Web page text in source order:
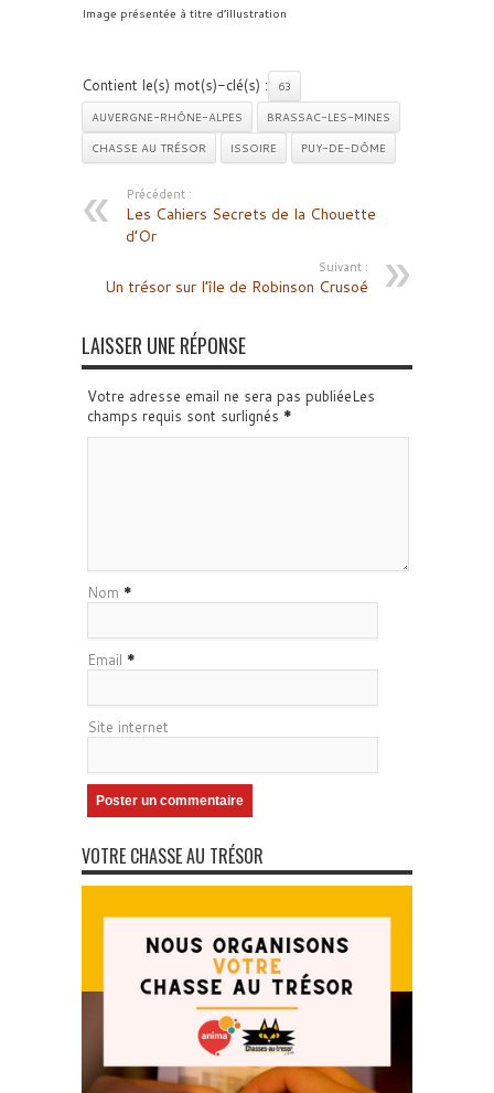
Image présentée à titre d’illustration
Contient le(s) mot(s)-clé(s) :
63
AUVERGNE-RHÔNE-ALPES
BRASSAC-LES-MINES
CHASSE AU TRÉSOR
ISSOIRE PUY-DE-DÔME
Précédent :
Les Cahiers Secrets de la Chouette
d’Or
Suivant :
Un trésor sur l’île de Robinson Crusoé
LAISSER UNE RÉPONSE
Votre adresse email ne sera pas publiéeLes
champs requis sont surlignés *
Nom *
Email *
Site internet
VOTRE CHASSE AU TRÉSOR